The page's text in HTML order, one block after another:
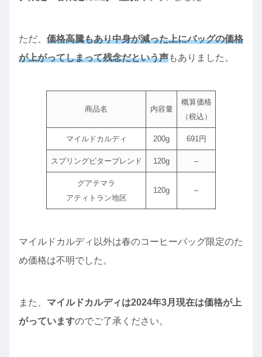
ただ、 価格高騰もあり中身が減った上にバッグの価格
が上がってしまって残念だという声もありました。
商品名 内容量
概算価格
（税込）
マイルドカルディ 200g 691円
スプリングビターブレンド 120g –
グアテマラ
アティトラン地区
120g –
マイルドカルディ以外は春のコーヒーバッグ限定のた
め価格は不明でした。
また、 マイルドカルディは2024年3月現在は価格が上
がっていますのでご了承ください。